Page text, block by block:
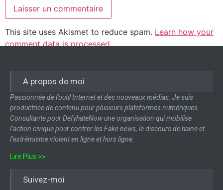
This site uses Akismet to reduce spam. Learn how your
comment data is processed.
A propos de moi
Passionnée de l’outil Internet et des nouveaux médias. Je suis
productrice de contenu pour plusieurs plateformes numériques.
Consultante pour DefyhateNow une organisation qui mobilise
l’action civique pour contrer les Fake news, le discours de haine et
l’extrémisme violent en ligne et hors ligne.
Lire Plus >>
Suivez-moi